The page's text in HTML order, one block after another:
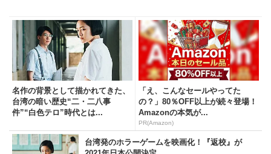
名作の背景として描かれてきた、
台湾の暗い歴史“二・二八事
件”“白色テロ”時代とは...
「え、こんなセールやってた
の？」80％OFF以上が続々登場！
Amazonの本気が...
PR(Amazon)
台湾発のホラーゲームを映画化！『返校』が